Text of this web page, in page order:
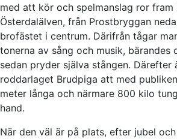
med att kör och spelmanslag ror
Österdalälven, från Prostbryggan
brofästet i centrum. Därifrån tågar
tonerna av sång och musik, bärandes
sedan pryder själva stången.
roddarlaget Brudpiga att med
meter långa och närmare 800 kilo
hand.
När den väl är på plats, efter jubel